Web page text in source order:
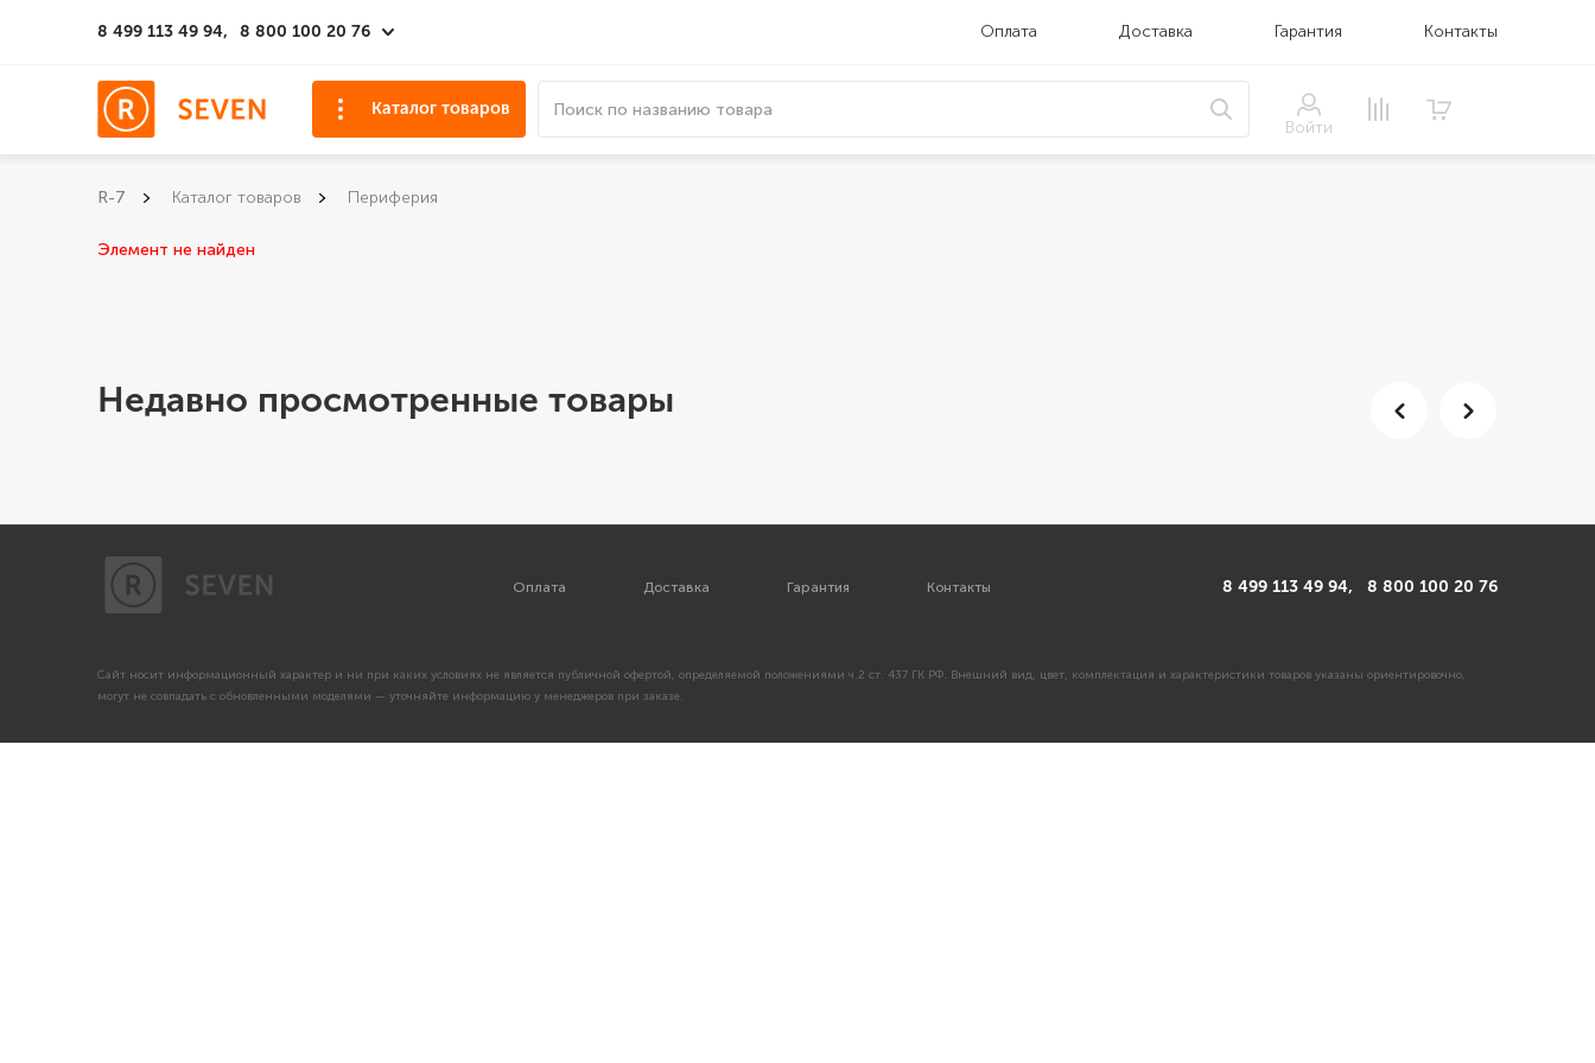
8 499 113 49 94, 8 800 100 20 76 Оплата Доставка Гарантия Контакты
Войти
Каталог товаров
R-7 Каталог товаров Периферия
Элемент не найден
Недавно просмотренные товары
Оплата Доставка Гарантия Контакты 8 499 113 49 94, 8 800 100 20 76
Сайт носит информационный характер и ни при каких условиях не является публичной офертой, определяемой положениями ч.2 ст. 437 ГК РФ. Внешний вид, цвет, комплектация и характеристики товаров указаны ориентировочно,
могут не совпадать с обновленными моделями — уточняйте информацию у менеджеров при заказе.